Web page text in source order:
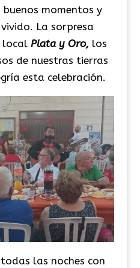
momentos y
La sorpresa
local Plata y Oro, los
de nuestras tierras
esta celebración.
las noches con